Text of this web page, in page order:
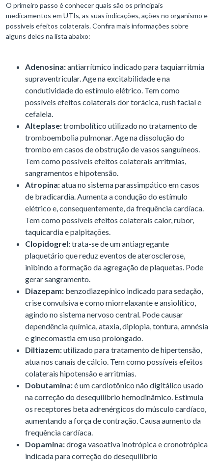
O primeiro passo é conhecer quais são os principais
medicamentos em UTIs, as suas indicações, ações no organismo e
possíveis efeitos colaterais. Confira mais informações sobre
alguns deles na lista abaixo:
Adenosina:antiarrítmico indicado para taquiarritmia
supraventricular. Age na excitabilidade e na
condutividade do estímulo elétrico. Tem como
possíveis efeitos colaterais dor torácica, rush facial e
cefaleia.
Alteplase:trombolítico utilizado no tratamento de
tromboembolia pulmonar. Age na dissolução do
trombo em casos de obstrução de vasos sanguíneos.
Tem como possíveis efeitos colaterais arritmias,
sangramentos e hipotensão.
Atropina:atua no sistema parassimpático em casos
de bradicardia. Aumenta a condução do estímulo
elétrico e, consequentemente, da frequência cardíaca.
Tem como possíveis efeitos colaterais calor, rubor,
taquicardia e palpitações.
Clopidogrel:trata-se de um antiagregante
plaquetário que reduz eventos de aterosclerose,
inibindo a formação da agregação de plaquetas. Pode
gerar sangramento.
Diazepam: benzodiazepínico indicado para sedação,
crise convulsiva e como miorrelaxante e ansiolítico,
agindo no sistema nervoso central. Pode causar
dependência química, ataxia, diplopia, tontura, amnésia
e ginecomastia em uso prolongado.
Diltiazem:utilizado para tratamento de hipertensão,
atua nos canais de cálcio. Tem como possíveis efeitos
colaterais hipotensão e arritmias.
Dobutamina:é um cardiotônico não digitálico usado
na correção do desequilíbrio hemodinâmico. Estimula
os receptores beta adrenérgicos do músculo cardíaco,
aumentando a força de contração. Causa aumento da
frequência cardíaca.
Dopamina:droga vasoativa inotrópica e cronotrópica
indicada para correção do desequilíbrio